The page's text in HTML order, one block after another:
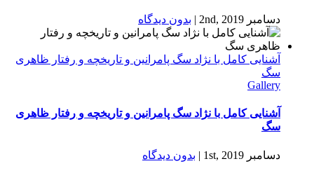
دسامبر 2nd, 2019 | بدون ديدگاه
آشنایی کامل با نژاد سگ پامرانین و تاریخچه و رفتار ظاهری
سگ
Gallery
آشنایی کامل با نژاد سگ پامرانین و تاریخچه و رفتار ظاهری
سگ
دسامبر 1st, 2019 | بدون ديدگاه